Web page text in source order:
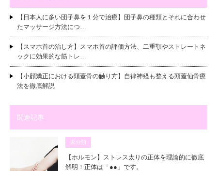
【日本人に多い団子鼻を１分で治療】団子鼻の種類とそれに合わせ
たマッサージ方法につ…
【スマホ首の治し方】スマホ首の評価方法、二重顎やストレートネ
ックに効果的な筋トレ…
【小顔矯正における頭蓋骨の触り方】自律神経も整える頭蓋仙骨療
法を徹底解説
関連記事
未分類
【ホルモン】ストレス太りの正体を理論的に徹底
解明！正体は「●●」です。